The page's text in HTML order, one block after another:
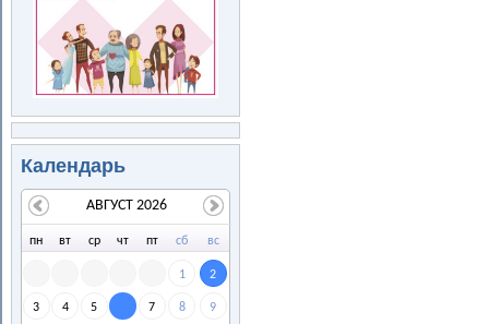
Календарь
пн вт ср чт пт сб вс
1 2
3 4 5 7 8 9
АВГУСТ 2026